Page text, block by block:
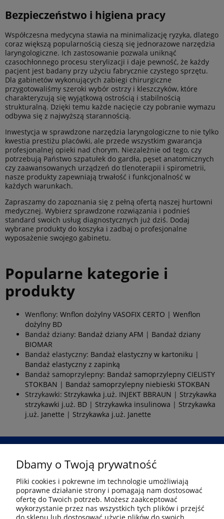
Bezpieczeństwo i higiena pracy
Współczesna medycyna stawia na minimalizację ryzyka, dlatego
coraz większą popularnością cieszą się jednorazowe narzędzia
laryngologiczne. Ich zastosowanie pozwala uniknąć
czasochłonnego procesu sterylizacji i daje pewność, że każdy
pacjent jest badany przy użyciu fabrycznie czystego sprzętu.
Dla gabinetów wykonujących zabiegi chirurgiczne
przygotowaliśmy szeroki wybór ostrzy i kleszczyków, które
charakteryzują się wyjątkową ostrością i stabilnością
strukturalną. Dzięki temu każde nacięcie czy pobranie wymazu
odbywa się z najwyższą starannością.
Inwestycja w sprawdzone narzędzia laryngologiczne to nie tylko
kwestia prestiżu placówki, ale przede wszystkim gwarancja
profesjonalnej opieki nad chorym. Niezależnie od tego, czy
potrzebują Państwo szpatułek do gardła, pęset anatomicznych
czy zaawansowanych urządzeń do tlenoterapii i spirometrii,
nasze produkty zapewniają trwałość i funkcjonalność w
każdych warunkach.
Zapraszamy do zapoznania się z pełną ofertą naszej hurtowni
medycznej. Wybierz sprawdzone rozwiązania i podnieś
standard swoich usług diagnostycznych już dziś. Dodaj
wybrane produkty do koszyka i zadbaj o profesjonalne
wyposażenie swojego gabinetu.
Popularne kategorie i
produkty
Wenflony: Wnflon dożylny VASOFIX CERTO | Wenflon
dożylny BD
Bandaż dziany: Bandaż dziany AFM | Bandaż dziany
BIOMAR
Bandaż elastyczny: Bandaż elastyczny w kartoniku |
Bandaż elastyczny z zapinką
Bandaż samoprzylepny: Bandaż samoprzylepny CIELISTY
STOKBAN | Bandaż samoprzylepny niebieski STOKBAN
Strzykawki: Strzykawka j.uż. INJEKT BBRAUN | Strzykawka
strzykawki j.uż. BD | Strzykawka insulinowa | Strzykawka
j.uż. Janette | Strzykawka j.uż. Janette
Przejdź
Informacje
Dbamy o Twoją prywatność
Pliki cookies i pokrewne im technologie umożliwiają
poprawne działanie strony i pomagają nam dostosować
ofertę do Twoich potrzeb. Możesz zaakceptować
wykorzystanie przez nas wszystkich tych plików i przejść